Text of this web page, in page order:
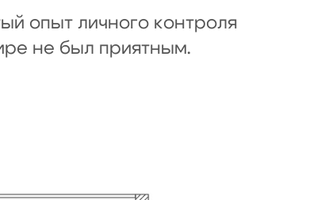
опыт личного контроля
не был приятным.